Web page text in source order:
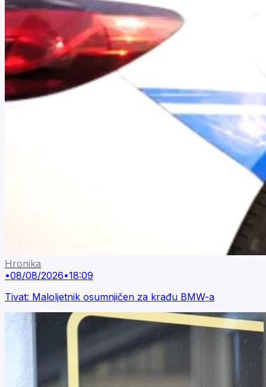
Hronika
•08/08/2026•18:09
Tivat: Maloljetnik osumnjičen za krađu BMW-a